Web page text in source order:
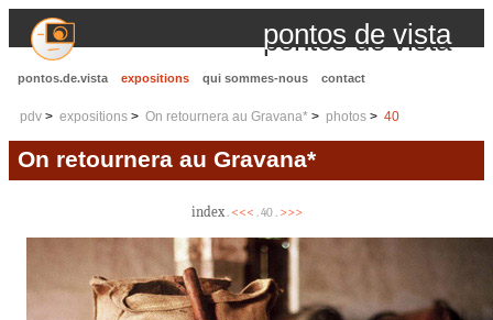
pontos de vista
pontos.de.vista expositions qui sommes-nous contact
pdv expositions On retournera au Gravana* photos 40
On retournera au Gravana*
index. <<< . 40 . >>>